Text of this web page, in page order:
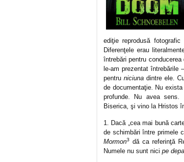
ediţie reprodusă fotografic
Diferenţele erau
întrebări pentru
le-am prezentat întrebările
pentru niciunadintre ele.
de documentaţie. Nu
profunde. Nu avea sens.
Biserica, şi vino la Hristos
1. Dacă „cea mai bună
de schimbări între primele
Mormon3 dă ca referinţă
Numele nu sunt nici pe